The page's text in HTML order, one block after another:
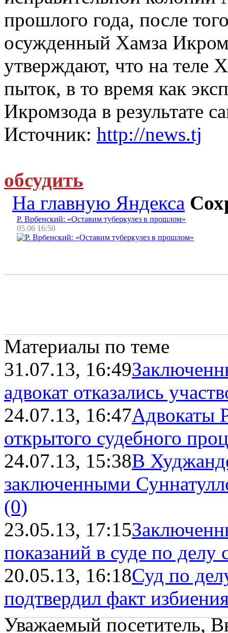
прошлого года, после
осужденный Хамза
утверждают, что на теле
пыток, в то время как
Икромзода в результате
Источник: http://news.tj
обсудить
На главную Яндекса
Р. Врбенский: «Оставим туберкулез в прошлом»
05.06 16:50
Материалы по теме
31.07.13, 16:49
адвокат отказались
24.07.13, 16:47Адвокаты
открытого судебного
24.07.13, 15:38В
заключенными
(0)
23.05.13, 17:15
показаний в суде по
20.05.13, 16:18Суд по
подтвердил факт
Уважаемый посетитель,